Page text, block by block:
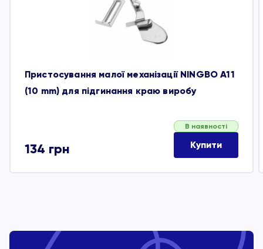
Пристосування малої механізації NINGBO A11
(10 mm) для підгинання краю виробу
134 грн
В наявності
Купити